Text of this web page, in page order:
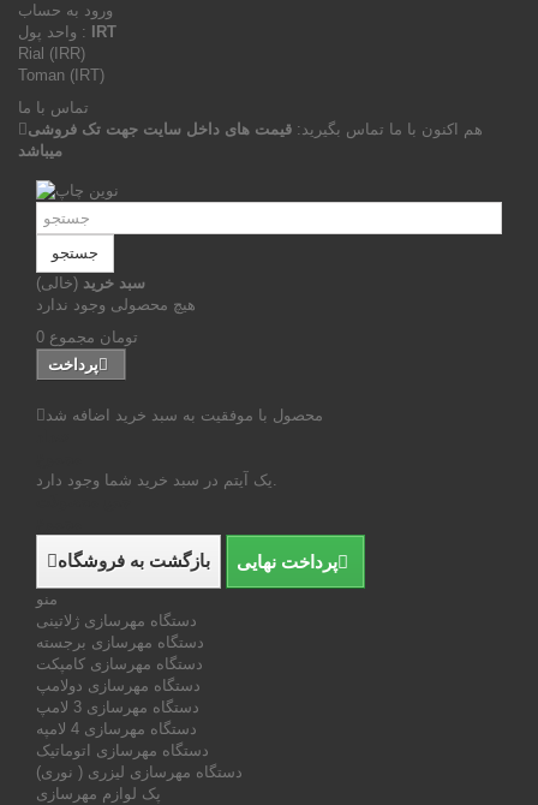
ورود به حساب
واحد پول :
IRT
Rial (IRR)
Toman (IRT)
تماس با ما
هم اکنون با ما تماس بگیرید: قیمت های داخل سایت جهت تک فروشی
میباشد
جستجو
سبد خرید (خالی)
هیچ محصولی وجود ندارد
0 تومان مجموع
پرداخت
محصول با موفقیت به سبد خرید اضافه شد
یک آیتم در سبد خرید شما وجود دارد.
بازگشت به فروشگاه پرداخت نهایی
منو
دستگاه مهرسازی ژلاتینی
دستگاه مهرسازی برجسته
دستگاه مهرسازی کامپکت
دستگاه مهرسازی دولامپ
دستگاه مهرسازی 3 لامپ
دستگاه مهرسازی 4 لامپه
دستگاه مهرسازی اتوماتیک
دستگاه مهرسازی لیزری ( نوری)
پک لوازم مهرسازی